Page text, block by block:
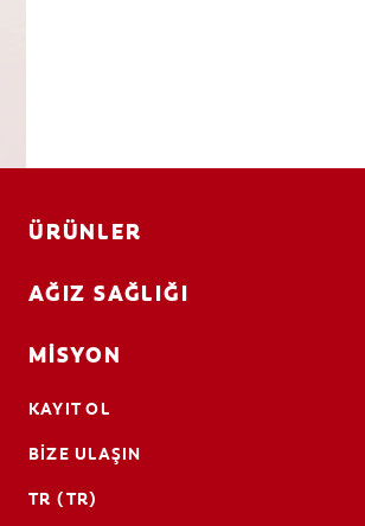
ÜRÜNLER
AĞIZ SAĞLIĞI
MISYON
KAYIT OL
BIZE ULAŞIN
TR (TR)